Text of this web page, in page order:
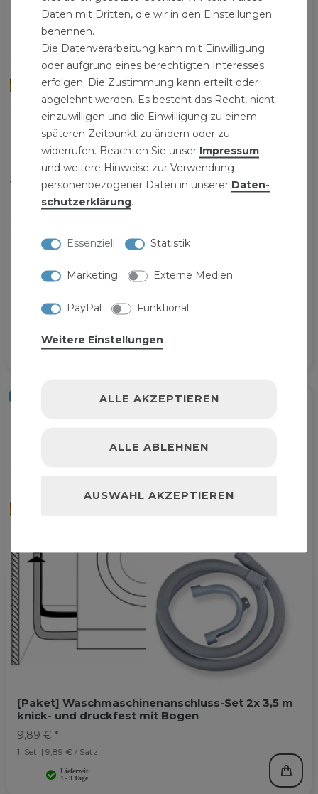
[Paket] Waschmaschinenanschluss-Set 2x 2 m
8,79 € *
[Paket] Waschmaschinenanschluss-Set 2x 3,5 m
knick- und druckfest mit Bogen
9,89 € *
1 Set | 9,89 € / Satz
Daten mit Dritten, die wir in den Einstellungen
benennen.
Die Datenverarbeitung kann mit Einwilligung
oder aufgrund eines berechtigten Interesses
erfolgen. Die Zustimmung kann erteilt oder
abgelehnt werden. Es besteht das Recht, nicht
einzuwilligen und die Einwilligung zu einem
späteren Zeitpunkt zu ändern oder zu
widerrufen. Beachten Sie unser Impressum
und weitere Hinweise zur Verwendung
personenbezogener Daten in unserer Daten­
schutz­erklärung.
Essenziell Statistik
Marketing Externe Medien
PayPal Funktional
Weitere Einstellungen
ALLE AKZEPTIEREN
ALLE ABLEHNEN
AUSWAHL AKZEPTIEREN